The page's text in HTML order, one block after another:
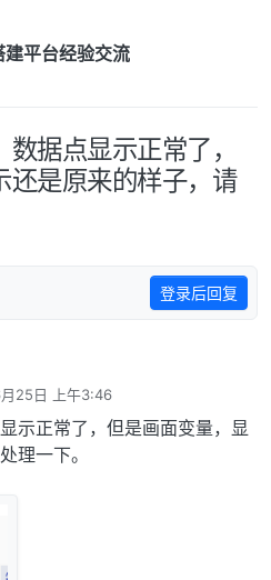
平台经验交流
据点显示正常了，
还是原来的样子，请
登录后回复
25日 上午3:46
示正常了，但是画面变量，显
理一下。